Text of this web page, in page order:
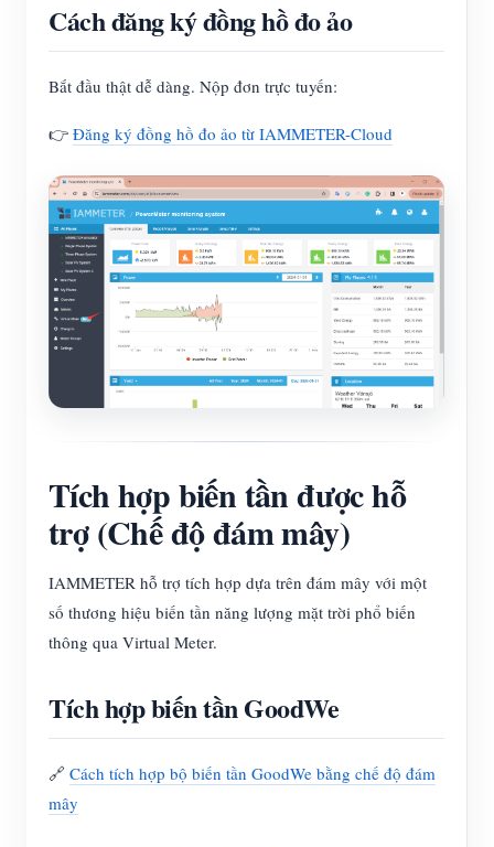
Cách đăng ký đồng hồ đo ảo
Bắt đầu thật dễ dàng. Nộp đơn trực tuyến:
👉 Đăng ký đồng hồ đo ảo từ IAMMETER-Cloud
Tích hợp biến tần được hỗ
trợ (Chế độ đám mây)
IAMMETER hỗ trợ tích hợp dựa trên đám mây với một
số thương hiệu biến tần năng lượng mặt trời phổ biến
thông qua Virtual Meter.
Tích hợp biến tần GoodWe
🔗 Cách tích hợp bộ biến tần GoodWe bằng chế độ đám
mây